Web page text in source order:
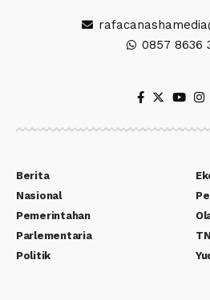
0857 8636
Berita
Nasional
Pemerintahan
Parlementaria
Politik